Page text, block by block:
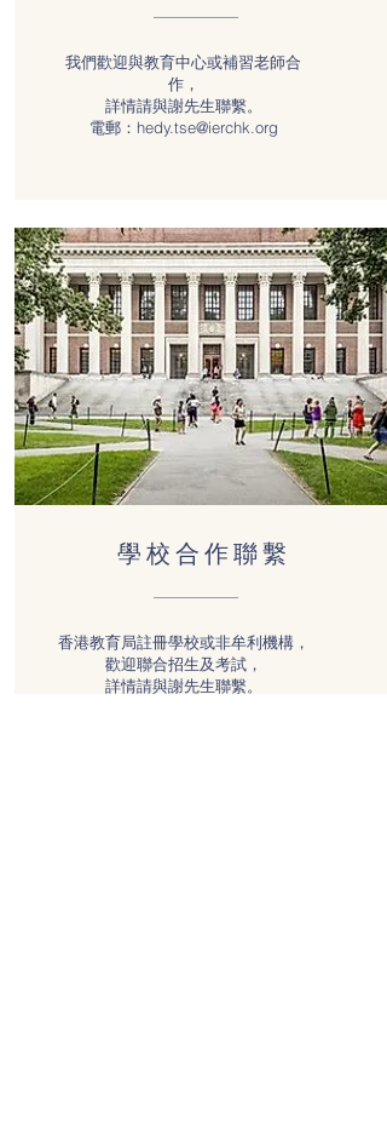
我們歡迎與教育中心或補習老師合
作，
詳情請與謝先生聯繫。
電郵： hedy.tse@ierchk.org
學校合作聯繫
香港教育局註冊學校或非牟利機構，
歡迎聯合招生及考試，
​詳情請與謝先生聯繫。